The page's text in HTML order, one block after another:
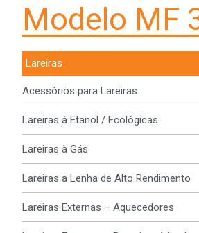
Modelo MF
Lareiras
Acessórios para Lareiras
Lareiras à Etanol / Ecológicas
Lareiras à Gás
Lareiras a Lenha de Alto Rendimento
Lareiras Externas – Aquecedores